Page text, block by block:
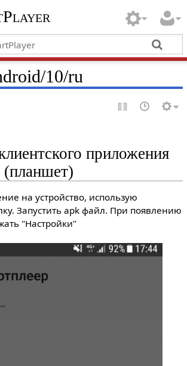
10/ru
приложения
(планшет)
на устройство, использую
Запустить apk файл. При появлению
"Настройки"